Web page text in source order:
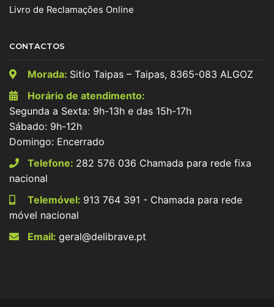
Livro de Reclamações Online
CONTACTOS
Morada: Sitio Taipas – Taipas, 8365-083 ALGOZ
Horário de atendimento:
Segunda a Sexta: 9h-13h e das 15h-17h
Sábado: 9h-12h
Domingo: Encerrado
Telefone: 282 576 036 Chamada para rede fixa
nacional
Telemóvel: 913 764 391 - Chamada para rede
móvel nacional
Email: geral@delibrave.pt